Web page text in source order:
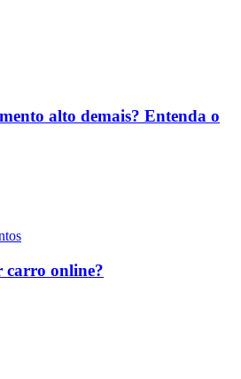
alto demais? Entenda o
carro online?